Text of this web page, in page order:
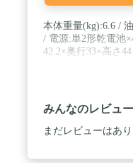
本体重量(kg):6.6 /
/ 電源:単2形乾電池
42.2×奥行33×高さ
みんなのレビュー
まだレビューはあ